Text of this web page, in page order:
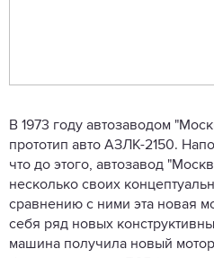
В 1973 году автозаводом
прототип авто АЗЛК-2150.
что до этого, автозавод
несколько своих
сравнению с ними эта новая
себя ряд новых
машина получила новый